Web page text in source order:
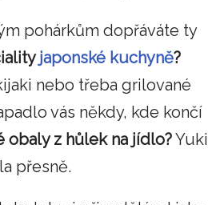
pohárkům dopřáváte ty
japonské kuchyně?
nebo třeba grilované
vás někdy, kde končí
obaly z hůlek na jídlo?Yuki
přesně.